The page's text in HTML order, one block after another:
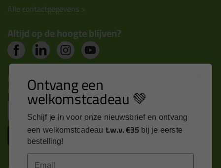
Alle contactgegevens >
Altijd op de hoogte blijven?
Nieuws, tips en exclusieve deals rechtstreeks in je
inbox
Inschrijven
Ontvang een
welkomstcadeau 💚
Schijf je in voor onze nieuwsbrief en ontvang
een welkomstcadeau t.w.v. €35 bij je eerste
bestelling!
Email